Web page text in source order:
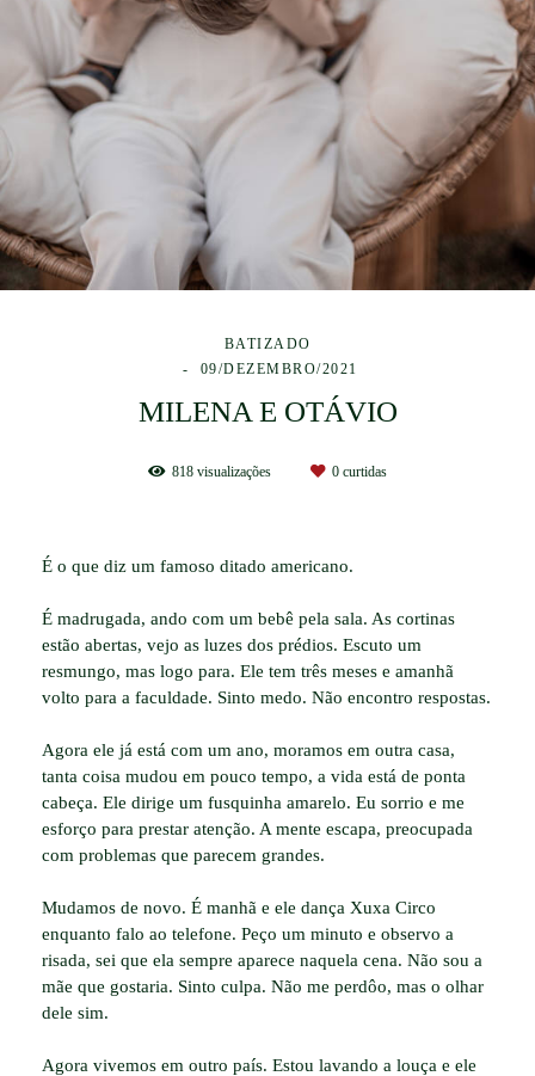
BATIZADO
09/DEZEMBRO/2021
MILENA E OTÁVIO
818 visualizações 0 curtidas
É o que diz um famoso ditado americano.
É madrugada, ando com um bebê pela sala. As cortinas
estão abertas, vejo as luzes dos prédios. Escuto um
resmungo, mas logo para. Ele tem três meses e amanhã
volto para a faculdade. Sinto medo. Não encontro respostas.
Agora ele já está com um ano, moramos em outra casa,
tanta coisa mudou em pouco tempo, a vida está de ponta
cabeça. Ele dirige um fusquinha amarelo. Eu sorrio e me
esforço para prestar atenção. A mente escapa, preocupada
com problemas que parecem grandes.
Mudamos de novo. É manhã e ele dança Xuxa Circo
enquanto falo ao telefone. Peço um minuto e observo a
risada, sei que ela sempre aparece naquela cena. Não sou a
mãe que gostaria. Sinto culpa. Não me perdôo, mas o olhar
dele sim.
Agora vivemos em outro país. Estou lavando a louça e ele